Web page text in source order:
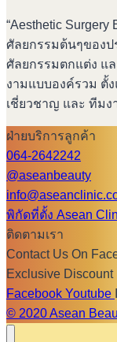
“Aesthetic
ศัลยกรรมต้นๆของ
ศัลยกรรมตกแต่ง แ
งามแบบองค์รวม ตั้
เชี่ยวชาญ และ ทีมง
ฝ่ายบริการลูกค้า
064-2642242
@aseanbeauty
พิกัดที่ตั้ง Asean
ติดตามเรา
Contact Us On
Exclusive Discount
Facebook Youtube
© 2020 Asean